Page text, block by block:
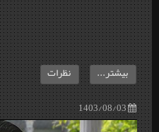
1403/08/03
بیشتر... نظرات